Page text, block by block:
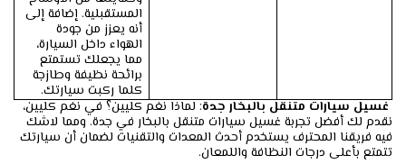
المستقبلية. إضافة إلى
أنه يعزز من جودة
الهواء داخل السيارة،
مما يجعلك تستمتع
برائحة نظيفة وطازجة
كلما ركبت سيارتك.
غسيل سيارات متنقل بالبخار جدة: لماذا نغم كليين؟ في نغم كليين،
نقدم لك أفضل تجربة غسيل سيارات متنقل بالبخار في جدة. ومما لاشك
فيه فريقنا المحترف يستخدم أحدث المعدات والتقنيات لضمان أن سيارتك
تتمتع بأعلى درجات النظافة واللمعان.